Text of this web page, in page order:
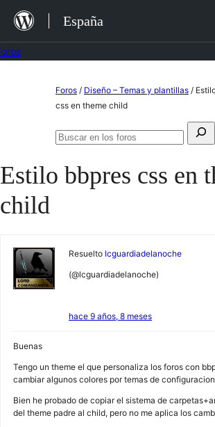
Saltar
contenido
España
Foros / Diseño – Temas y plantillas /
css en theme child
Buscar:
los
Estilo bbpres css en
child
Resuelto lcguardiadelanoche
(@lcguardiadelanoche)
hace 9 años, 8 meses
Buenas
Tengo un theme el que personaliza los foros con
cambiar algunos colores por temas de
Bien he probado de copiar el sistema de
del theme padre al child, pero no me aplica los